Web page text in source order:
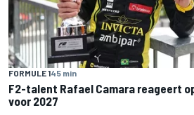
FORMULE 145 min
F2-talent Rafael Camara reageert
voor 2027